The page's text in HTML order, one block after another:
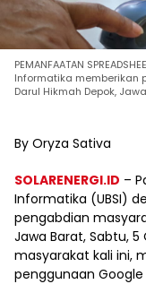
PEMANFAATAN
Informatika memberikan
Darul Hikmah Depok,
By Oryza Sativa
SOLARENERGI.ID –
Informatika (UBSI)
pengabdian
Jawa Barat, Sabtu,
masyarakat kali ini,
penggunaan